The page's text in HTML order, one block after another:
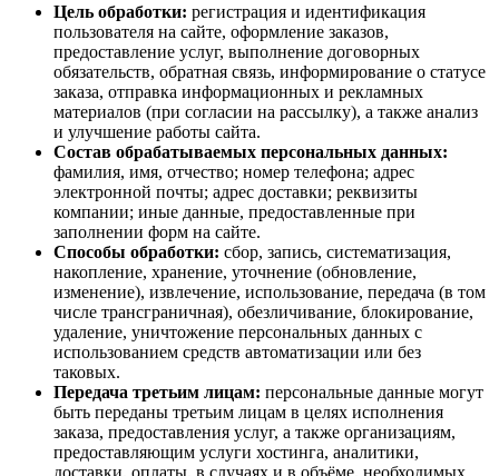
Цель обработки: регистрация и идентификация
пользователя на сайте, оформление заказов,
предоставление услуг, выполнение договорных
обязательств, обратная связь, информирование о статусе
заказа, отправка информационных и рекламных
материалов (при согласии на рассылку), а также анализ
и улучшение работы сайта.
Состав обрабатываемых персональных данных:
фамилия, имя, отчество; номер телефона; адрес
электронной почты; адрес доставки; реквизиты
компании; иные данные, предоставленные при
заполнении форм на сайте.
Способы обработки: сбор, запись, систематизация,
накопление, хранение, уточнение (обновление,
изменение), извлечение, использование, передача (в том
числе трансграничная), обезличивание, блокирование,
удаление, уничтожение персональных данных с
использованием средств автоматизации или без
таковых.
Передача третьим лицам: персональные данные могут
быть переданы третьим лицам в целях исполнения
заказа, предоставления услуг, а также организациям,
предоставляющим услуги хостинга, аналитики,
доставки, оплаты, в случаях и в объёме, необходимых